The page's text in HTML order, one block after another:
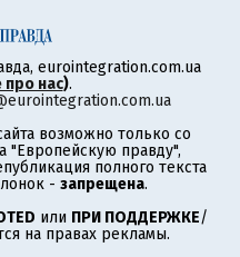
eurointegration.com.ua
нас).
возможно только со
"Европейскую правду",
полного текста
- запрещена.
или ПРИ ПОДДЕРЖКЕ/
на правах рекламы.